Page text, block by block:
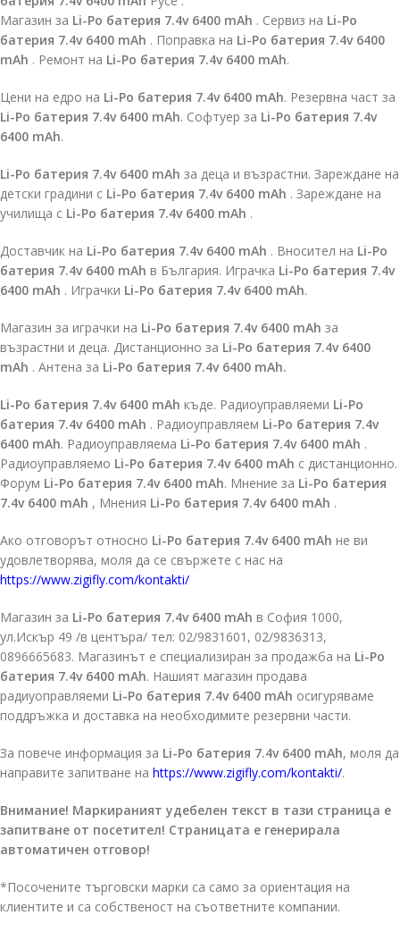
Магазин за Li-Po батерия 7.4v 6400 mAh . Сервиз на Li-Po
батерия 7.4v 6400 mAh . Поправка на Li-Po батерия 7.4v 6400
mAh . Ремонт на Li-Po батерия 7.4v 6400 mAh.
Цени на едро на Li-Po батерия 7.4v 6400 mAh. Резервна част за
Li-Po батерия 7.4v 6400 mAh. Софтуер за Li-Po батерия 7.4v
6400 mAh.
Li-Po батерия 7.4v 6400 mAh за деца и възрастни. Зареждане на
детски градини с Li-Po батерия 7.4v 6400 mAh . Зареждане на
училища с Li-Po батерия 7.4v 6400 mAh .
Доставчик на Li-Po батерия 7.4v 6400 mAh . Вносител на Li-Po
батерия 7.4v 6400 mAh в България. Играчка Li-Po батерия 7.4v
6400 mAh . Играчки Li-Po батерия 7.4v 6400 mAh.
Магазин за играчки на Li-Po батерия 7.4v 6400 mAh за
възрастни и деца. Дистанционно за Li-Po батерия 7.4v 6400
mAh . Антена за Li-Po батерия 7.4v 6400 mAh.
Li-Po батерия 7.4v 6400 mAh къде. Радиоуправляеми Li-Po
батерия 7.4v 6400 mAh . Радиоуправляем Li-Po батерия 7.4v
6400 mAh. Радиоуправляема Li-Po батерия 7.4v 6400 mAh .
Радиоуправляемо Li-Po батерия 7.4v 6400 mAh с дистанционно.
Форум Li-Po батерия 7.4v 6400 mAh. Мнение за Li-Po батерия
7.4v 6400 mAh , Мнения Li-Po батерия 7.4v 6400 mAh .
Ако отговорът относно Li-Po батерия 7.4v 6400 mAh не ви
удовлетворява, моля да се свържете с нас на
https://www.zigifly.com/kontakti/
Магазин за Li-Po батерия 7.4v 6400 mAh в София 1000,
ул.Искър 49 /в центъра/ тел: 02/9831601, 02/9836313,
0896665683. Магазинът е специализиран за продажба на Li-Po
батерия 7.4v 6400 mAh. Нашият магазин продава
радиуоправляеми Li-Po батерия 7.4v 6400 mAh осигуряваме
поддръжка и доставка на необходимите резервни части.
За повече информация за Li-Po батерия 7.4v 6400 mAh, моля да
направите запитване на https://www.zigifly.com/kontakti/.
Внимание! Маркираният удебелен текст в тази страница е
запитване от посетител! Страницата е генерирала
автоматичен отговор!
*Посочените търговски марки са само за ориентация на
клиентите и са собственост на съответните компании.